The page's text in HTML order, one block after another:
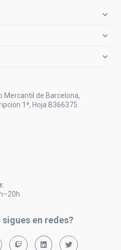



Mercantil de Barcelona,
1ª, Hoja B366375.
en redes?